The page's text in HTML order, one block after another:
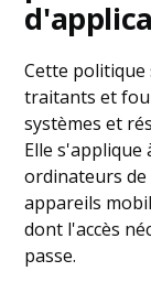
Cette politique
traitants et
systèmes et
Elle s'applique
ordinateurs
appareils
dont l'accès
passe.